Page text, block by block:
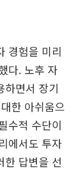
경험을 미리
다. 노후 자
하면서 장기
한 아쉬움으
수적 수단이
에서도 투자
한 답변을 선